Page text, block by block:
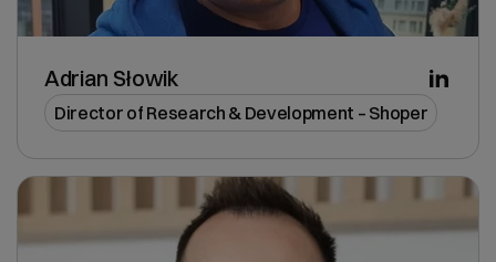
Adrian Słowik
Director of Research & Development – Shoper